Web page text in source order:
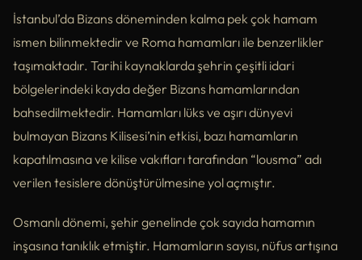
İstanbul’da Bizans döneminden kalma pek çok hamam
ismen bilinmektedir ve Roma hamamları ile benzerlikler
taşımaktadır. Tarihi kaynaklarda şehrin çeşitli idari
bölgelerindeki kayda değer Bizans hamamlarından
bahsedilmektedir. Hamamları lüks ve aşırı dünyevi
bulmayan Bizans Kilisesi’nin etkisi, bazı hamamların
kapatılmasına ve kilise vakıfları tarafından “lousma” adı
verilen tesislere dönüştürülmesine yol açmıştır.
Osmanlı dönemi, şehir genelinde çok sayıda hamamın
inşasına tanıklık etmiştir. Hamamların sayısı, nüfus artışına